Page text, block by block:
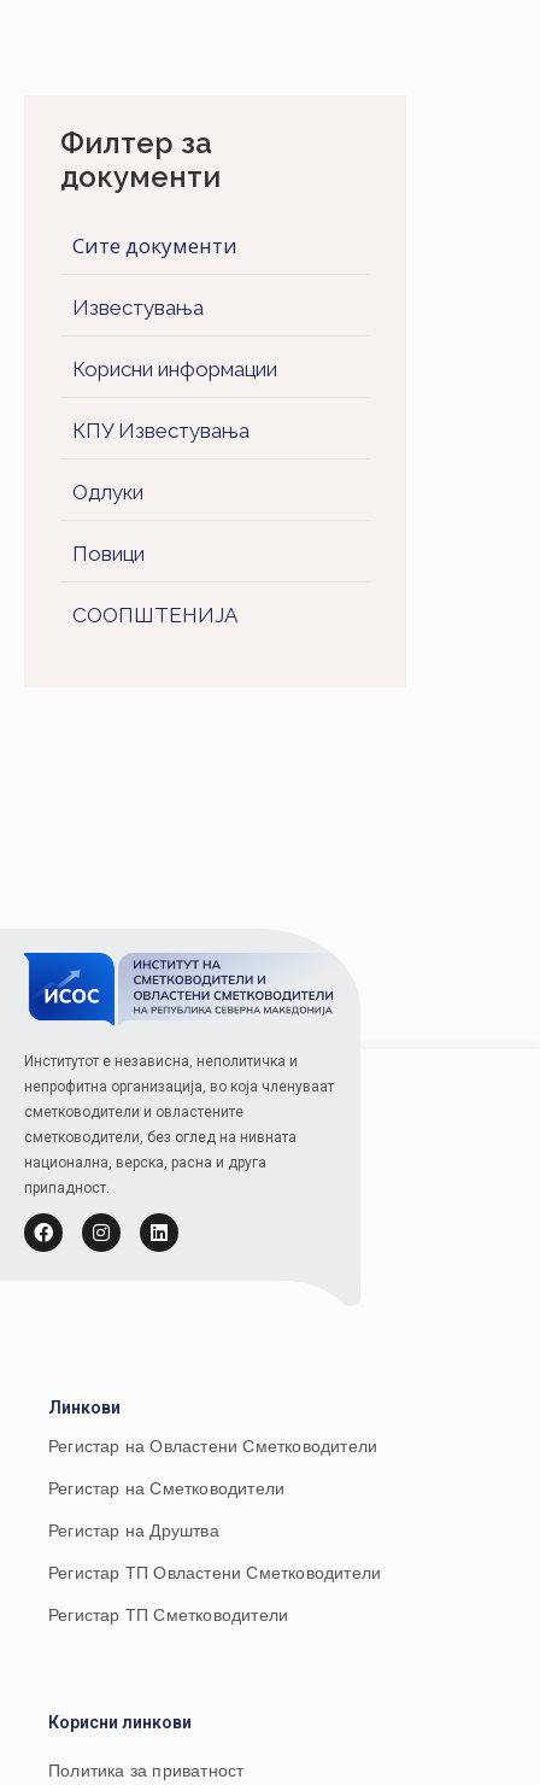
Филтер за
документи
Сите документи
Известувања
Корисни информации
КПУ Известувања
Одлуки
Повици
СООПШТЕНИJA
Институтот е независна, неполитичка и
непрофитна организација, во која членуваат
сметководители и овластените
сметководители, без оглед на нивната
национална, верска, расна и друга
припадност.
Линкови
Регистар на Овластени Сметководители
Регистар на Сметководители
Регистар на Друштва
Регистар ТП Овластени Сметководители
Регистар ТП Сметководители
Корисни линкови
Политика за приватност